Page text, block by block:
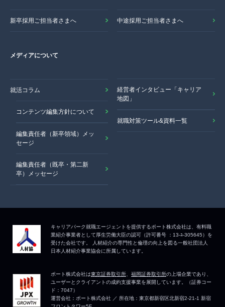
新卒採用ご担当者さまへ 中途採用ご担当者さまへ
メディアについて
就活コラム
コンテンツ編集方針について
編集責任者（新卒領域）メッ
セージ
編集責任者（既卒・第二新
卒）メッセージ
経営者インタビュー「キャリア
地図」
就職対策ツール&資料一覧